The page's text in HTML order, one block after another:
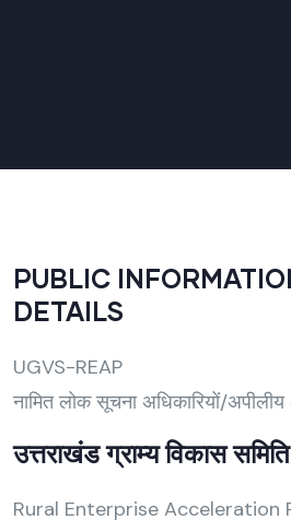
PUBLIC
DETAILS
UGVS-REAP
नामित लोक सूचना अधिकारियों/अपीलीय
उत्तराखंड ग्राम्य विकास
Rural Enterprise Acceleration